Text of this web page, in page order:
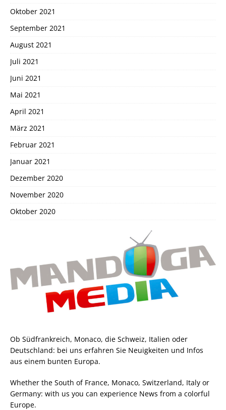
Oktober 2021
September 2021
August 2021
Juli 2021
Juni 2021
Mai 2021
April 2021
März 2021
Februar 2021
Januar 2021
Dezember 2020
November 2020
Oktober 2020
Ob Südfrankreich, Monaco, die Schweiz, Italien oder
Deutschland: bei uns erfahren Sie Neuigkeiten und Infos
aus einem bunten Europa.
Whether the South of France, Monaco, Switzerland, Italy or
Germany: with us you can experience News from a colorful
Europe.